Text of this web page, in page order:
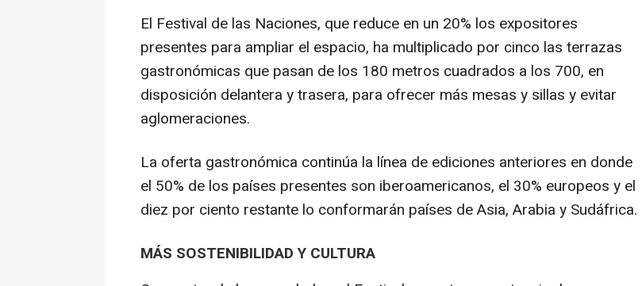
El Festival de las Naciones, que reduce en un 20% los expositores
presentes para ampliar el espacio, ha multiplicado por cinco las terrazas
gastronómicas que pasan de los 180 metros cuadrados a los 700, en
disposición delantera y trasera, para ofrecer más mesas y sillas y evitar
aglomeraciones.
La oferta gastronómica continúa la línea de ediciones anteriores en donde
el 50% de los países presentes son iberoamericanos, el 30% europeos y el
diez por ciento restante lo conformarán países de Asia, Arabia y Sudáfrica.
MÁS SOSTENIBILIDAD Y CULTURA